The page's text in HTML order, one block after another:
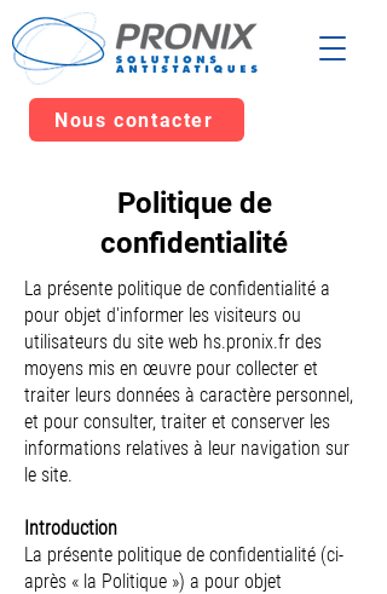
Nous contacter
Politique de
confidentialité
La présente politique de confidentialité a
pour objet d'informer les visiteurs ou
utilisateurs du site web hs.pronix.fr des
moyens mis en œuvre pour collecter et
traiter leurs données à caractère personnel,
et pour consulter, traiter et conserver les
informations relatives à leur navigation sur
le site.
Introduction
La présente politique de confidentialité (ci-
après « la Politique ») a pour objet